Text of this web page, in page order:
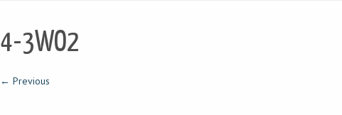
4-3WO2
← Previous